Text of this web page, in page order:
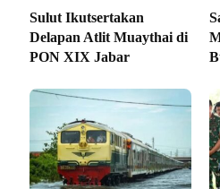
Sulut Ikutsertakan
Delapan Atlit Muaythai di
PON XIX Jabar